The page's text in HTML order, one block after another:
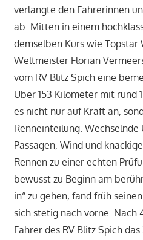
verlangte den Fahrerinnen
ab. Mitten in einem
demselben Kurs wie Topstar
Weltmeister Florian
vom RV Blitz Spich eine
Über 153 Kilometer mit rund
es nicht nur auf Kraft an,
Renneinteilung.
Passagen, Wind und
Rennen zu einer echten
bewusst zu Beginn am
in“ zu gehen, fand früh
sich stetig nach vorne. Nach
Fahrer des RV Blitz Spich